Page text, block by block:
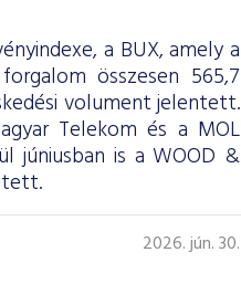
a BUX, amely a
összesen 565,7
volument jelentett.
Telekom és a MOL
júniusban is a WOOD &
2026. jún. 30.